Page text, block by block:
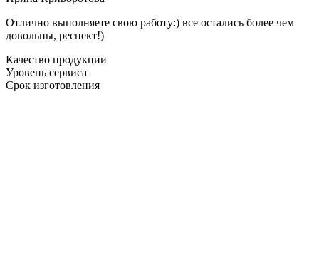
Отлично выполняете свою работу:) все остались более чем
довольны, респект!)
Качество продукции
Уровень сервиса
Срок изготовления